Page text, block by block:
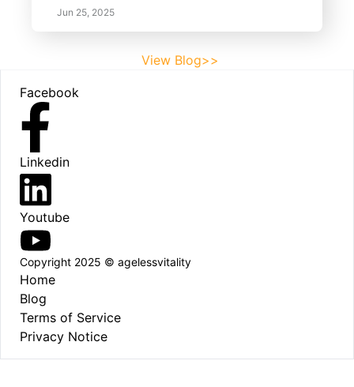
Jun 25, 2025
View Blog>>
Facebook
Linkedin
Youtube
Copyright 2025 © agelessvitality
Home
Blog
Terms of Service
Privacy Notice